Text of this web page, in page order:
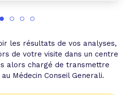
les résultats de vos analyses,
de votre visite dans un centre
alors chargé de transmettre
Médecin Conseil Generali.